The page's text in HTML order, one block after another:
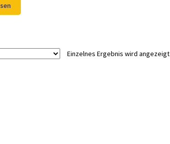
Einzelnes Ergebnis wird angezeigt